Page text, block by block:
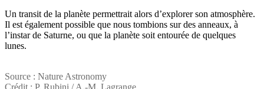
Un transit de la planète permettrait alors d’explorer son atmosphère.
Il est également possible que nous tombions sur des anneaux, à
l’instar de Saturne, ou que la planète soit entourée de quelques
lunes.
Source : Nature Astronomy